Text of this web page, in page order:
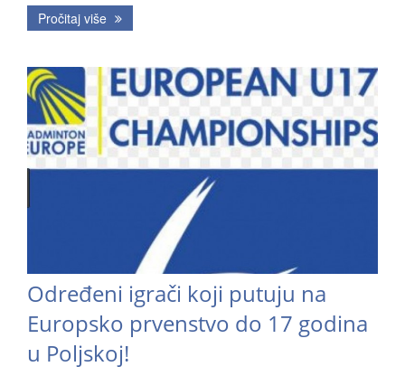
Pročitaj više
Određeni igrači koji putuju na
Europsko prvenstvo do 17 godina
u Poljskoj!